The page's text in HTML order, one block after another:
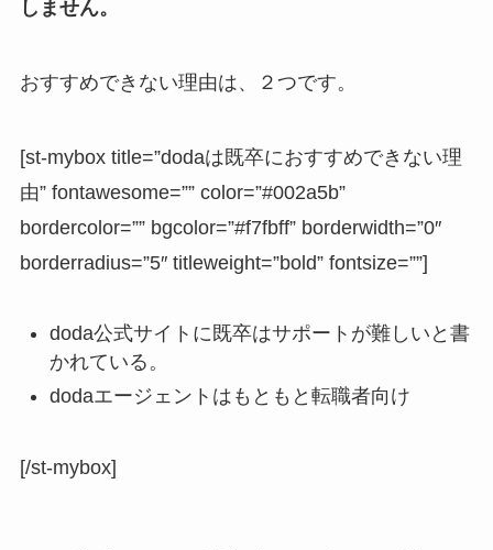
しません。
おすすめできない理由は、２つです。
[st-mybox title=”dodaは既卒におすすめできない理
由” fontawesome=”” color=”#002a5b”
bordercolor=”” bgcolor=”#f7fbff” borderwidth=”0″
borderradius=”5″ titleweight=”bold” fontsize=””]
doda公式サイトに既卒はサポートが難しいと書
かれている。
dodaエージェントはもともと転職者向け
[/st-mybox]